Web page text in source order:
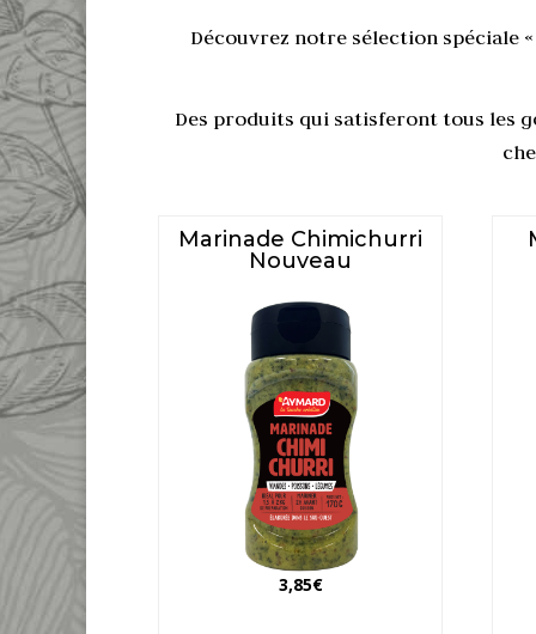
Découvrez notre sélection spéciale
Des produits qui satisferont tous les
Marinade Chimichurri
Nouveau
3,85€